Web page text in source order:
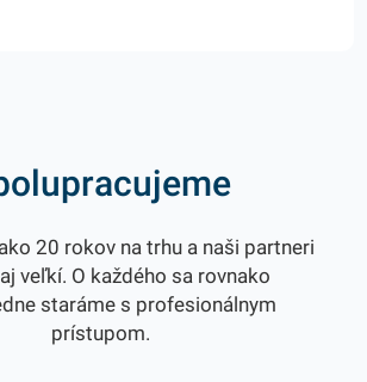
20 rokov na trhu a naši partneri
veľkí. O každého sa rovnako
staráme s profesionálnym
prístupom.